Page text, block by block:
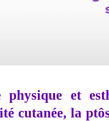
et
cutanée, la